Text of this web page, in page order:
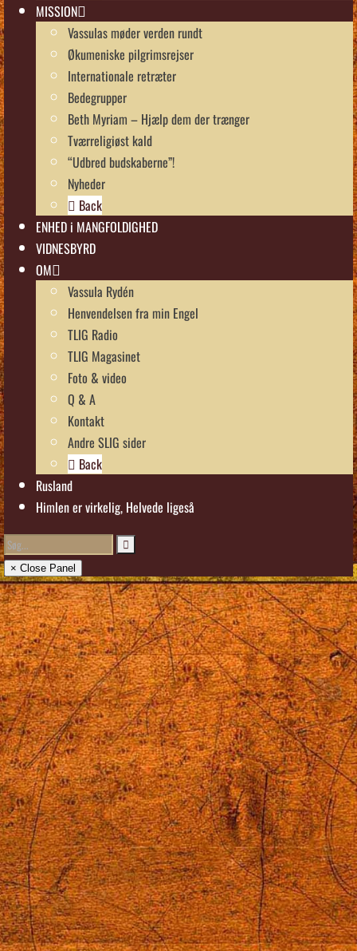
MISSION
Vassulas møder verden rundt
Økumeniske pilgrimsrejser
Internationale retræter
Bedegrupper
Beth Myriam – Hjælp dem der trænger
Tværreligiøst kald
“Udbred budskaberne”!
Nyheder
Back
ENHED i MANGFOLDIGHED
VIDNESBYRD
OM
Vassula Rydén
Henvendelsen fra min Engel
TLIG Radio
TLIG Magasinet
Foto & video
Q & A
Kontakt
Andre SLIG sider
Back
Rusland
Himlen er virkelig, Helvede ligeså
× Close Panel